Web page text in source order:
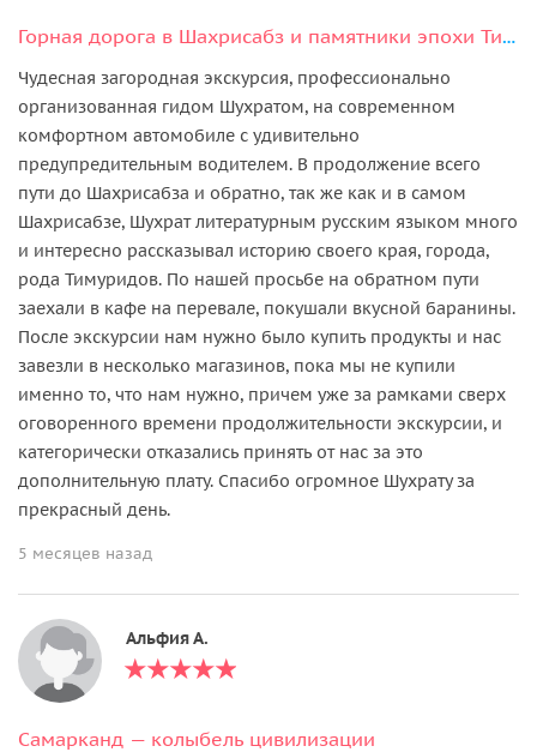
Горная дорога в Шахрисабз и памятники эпохи Тимуридов
Чудесная загородная экскурсия, профессионально
организованная гидом Шухратом, на современном
комфортном автомобиле с удивительно
предупредительным водителем. В продолжение всего
пути до Шахрисабза и обратно, так же как и в самом
Шахрисабзе, Шухрат литературным русским языком много
и интересно рассказывал историю своего края, города,
рода Тимуридов. По нашей просьбе на обратном пути
заехали в кафе на перевале, покушали вкусной баранины.
После экскурсии нам нужно было купить продукты и нас
завезли в несколько магазинов, пока мы не купили
именно то, что нам нужно, причем уже за рамками сверх
оговоренного времени продолжительности экскурсии, и
категорически отказались принять от нас за это
дополнительную плату. Спасибо огромное Шухрату за
прекрасный день.
5 месяцев назад
Альфия А.
Самарканд — колыбель цивилизации